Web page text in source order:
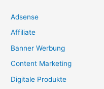
Adsense
Affiliate
Banner Werbung
Content Marketing
Digitale Produkte